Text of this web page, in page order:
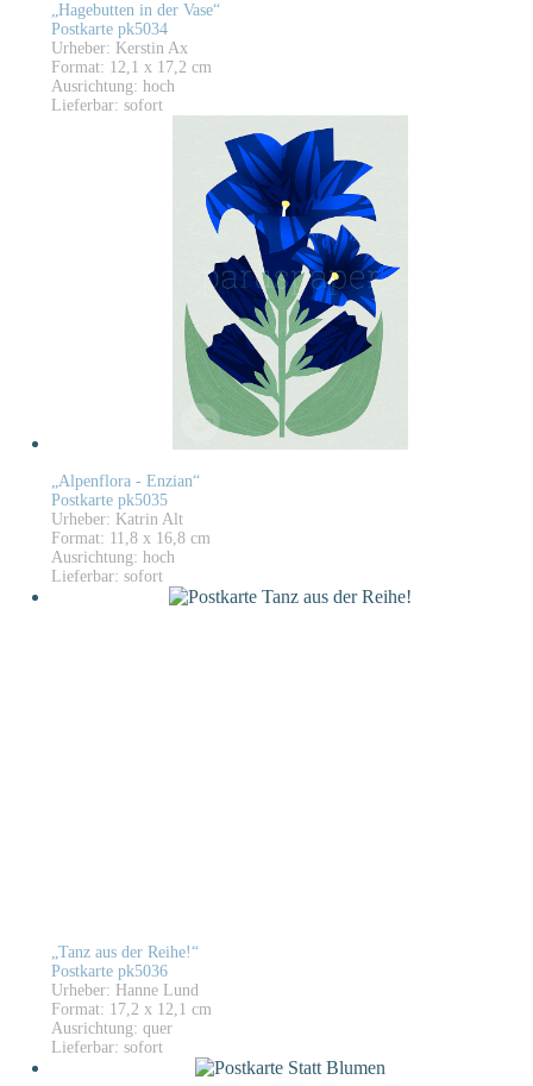
„Hagebutten in der Vase“
Postkarte pk5034
Urheber: Kerstin Ax
Format: 12,1 x 17,2 cm
Ausrichtung: hoch
Lieferbar: sofort
„Alpenflora - Enzian“
Postkarte pk5035
Urheber: Katrin Alt
Format: 11,8 x 16,8 cm
Ausrichtung: hoch
Lieferbar: sofort
„Tanz aus der Reihe!“
Postkarte pk5036
Urheber: Hanne Lund
Format: 17,2 x 12,1 cm
Ausrichtung: quer
Lieferbar: sofort